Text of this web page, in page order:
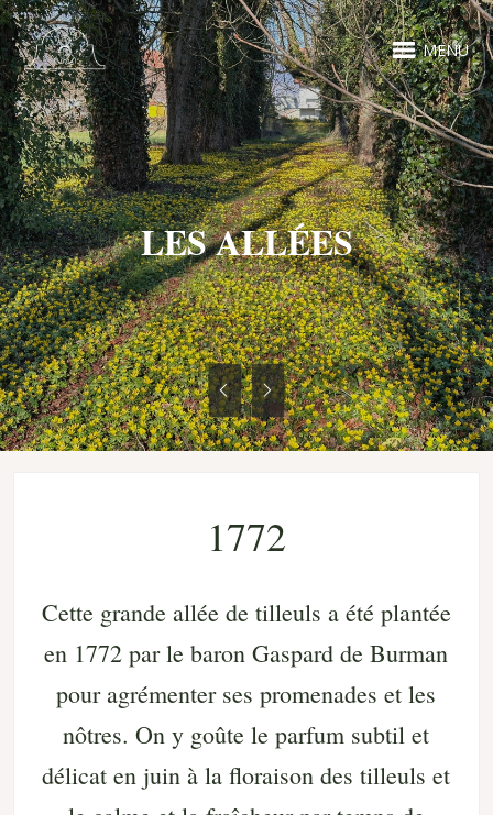
MENU
LES ALLÉES
1772
Cette grande allée de tilleuls a été plantée
en 1772 par le baron Gaspard de Burman
pour agrémenter ses promenades et les
nôtres. On y goûte le parfum subtil et
délicat en juin à la floraison des tilleuls et